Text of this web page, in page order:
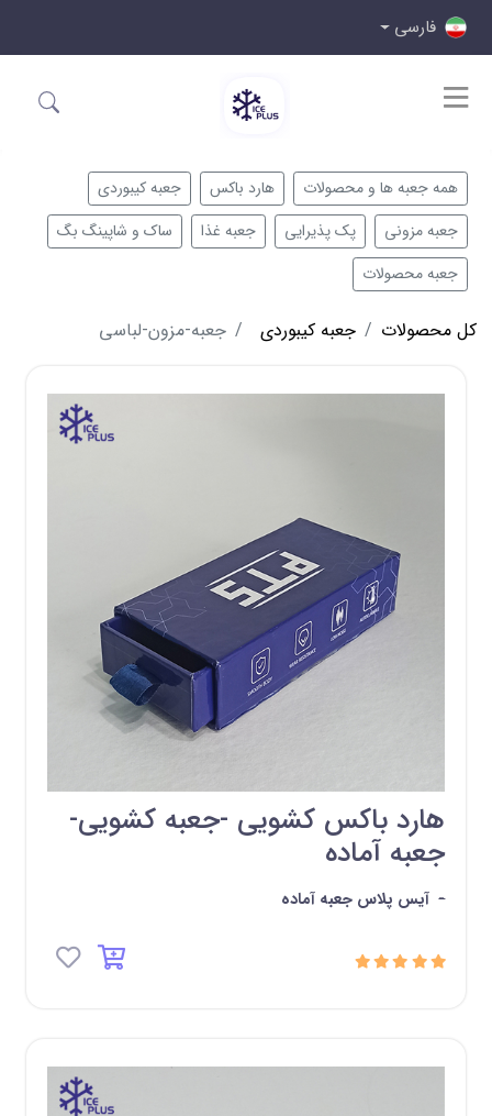
فارسی
همه جعبه ها و محصولات هارد باکس
جعبه کیبوردی
جعبه مزونی
پک پذیرایی جعبه غذا
ساک و شاپینگ بگ
جعبه محصولات
کل محصولات جعبه کیبوردی جعبه-مزون-لباسی
هارد باکس کشویی -جعبه کشویی-
جعبه آماده
- آیس پلاس جعبه آماده